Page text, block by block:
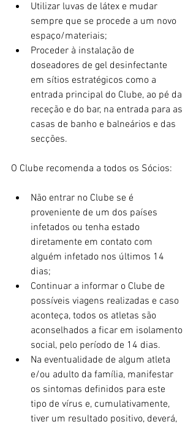
Utilizar luvas de látex e mudar
sempre que se procede a um novo
espaço/materiais;
Proceder à instalação de
doseadores de gel desinfectante
em sítios estratégicos como a
entrada principal do Clube, ao pé da
receção e do bar, na entrada para as
casas de banho e balneários e das
secções.
O Clube recomenda a todos os Sócios:
Não entrar no Clube se é
proveniente de um dos países
infetados ou tenha estado
diretamente em contato com
alguém infetado nos últimos 14
dias;
Continuar a informar o Clube de
possíveis viagens realizadas e caso
aconteça, todos os atletas são
aconselhados a ficar em isolamento
social, pelo período de 14 dias.
Na eventualidade de algum atleta
e/ou adulto da família, manifestar
os sintomas definidos para este
tipo de vírus e, cumulativamente,
tiver um resultado positivo, deverá,